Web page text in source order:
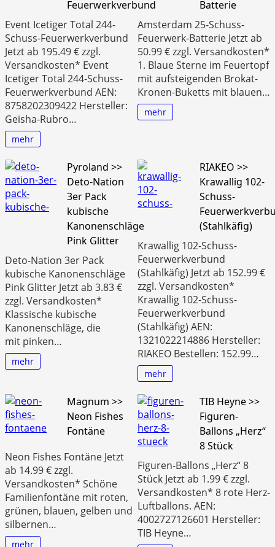
Feuerwerkverbund
Event Icetiger Total 244-
Schuss-Feuerwerkverbund
Jetzt ab 195.49 € zzgl.
Versandkosten* Event
Icetiger Total 244-Schuss-
Feuerwerkverbund AEN:
8758202309422 Hersteller:
Geisha-Rubro…
mehr
Batterie
Amsterdam 25-Schuss-
Feuerwerk-Batterie Jetzt ab
50.99 € zzgl. Versandkosten*
1. Blaue Sterne im Feuertopf
mit aufsteigenden Brokat-
Kronen-Buketts mit blauen…
mehr
Pyroland >>
Deto-Nation
3er Pack
kubische
Kanonenschläge
Pink Glitter
Deto-Nation 3er Pack
kubische Kanonenschläge
Pink Glitter Jetzt ab 3.83 €
zzgl. Versandkosten*
Klassische kubische
Kanonenschläge, die
mit pinken…
mehr
RIAKEO >>
Krawallig 102-
Schuss-
(Stahlkäfig)
Krawallig 102-Schuss-
Feuerwerkverbund
(Stahlkäfig) Jetzt ab 152.99 €
zzgl. Versandkosten*
Krawallig 102-Schuss-
Feuerwerkverbund
(Stahlkäfig) AEN:
1321022214886 Hersteller:
RIAKEO Bestellen: 152.99…
mehr
Magnum >>
Neon Fishes
Fontäne
Neon Fishes Fontäne Jetzt
ab 14.99 € zzgl.
Versandkosten* Schöne
Familienfontäne mit roten,
grünen, blauen, gelben und
silbernen…
mehr
TIB Heyne >>
Figuren-
Ballons „Herz“
8 Stück
Figuren-Ballons „Herz“ 8
Stück Jetzt ab 1.99 € zzgl.
Versandkosten* 8 rote Herz-
Luftballons. AEN:
4002727126601 Hersteller:
TIB Heyne…